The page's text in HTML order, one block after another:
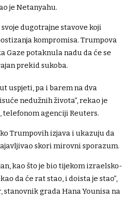
je Netanyahu.
dugotrajne stavove koji
kompromisa. Trumpova
Gaze potaknula nadu da će se
prekid sukoba.
uspjeti, pa i barem na dva
nedužnih života”, rekao je
telefonom agenciji Reuters.
Trumpovih izjava i ukazuju da
skori mirovni sporazum.
kao što je bio tijekom izraelsko-
da će rat stao, i doista je stao”,
stanovnik grada Hana Younisa na